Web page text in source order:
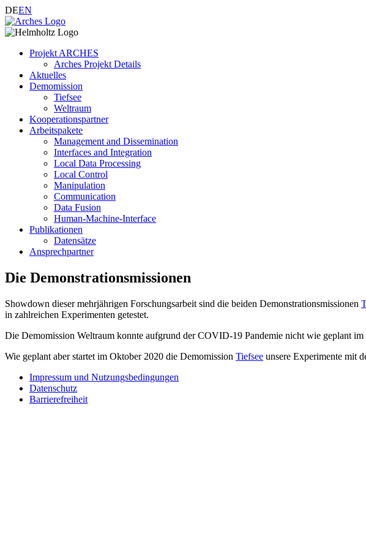
DEEN
Projekt ARCHES
Arches Projekt Details
Aktuelles
Demomission
Tiefsee
Weltraum
Kooperationspartner
Arbeitspakete
Management and Dissemination
Interfaces and Integration
Local Data Processing
Local Control
Manipulation
Communication
Data Fusion
Human-Machine-Interface
Publikationen
Datensätze
Ansprechpartner
Die Demonstrationsmissionen
Showdown dieser mehrjährigen Forschungsarbeit sind die beiden Demonstrationsmissionen
in zahlreichen Experimenten getestet.
Die Demomission Weltraum konnte aufgrund der COVID-19 Pandemie nicht wie geplant
Wie geplant aber startet im Oktober 2020 die Demomission Tiefsee unsere Experimente mit
Impressum und Nutzungsbedingungen
Datenschutz
Barrierefreiheit